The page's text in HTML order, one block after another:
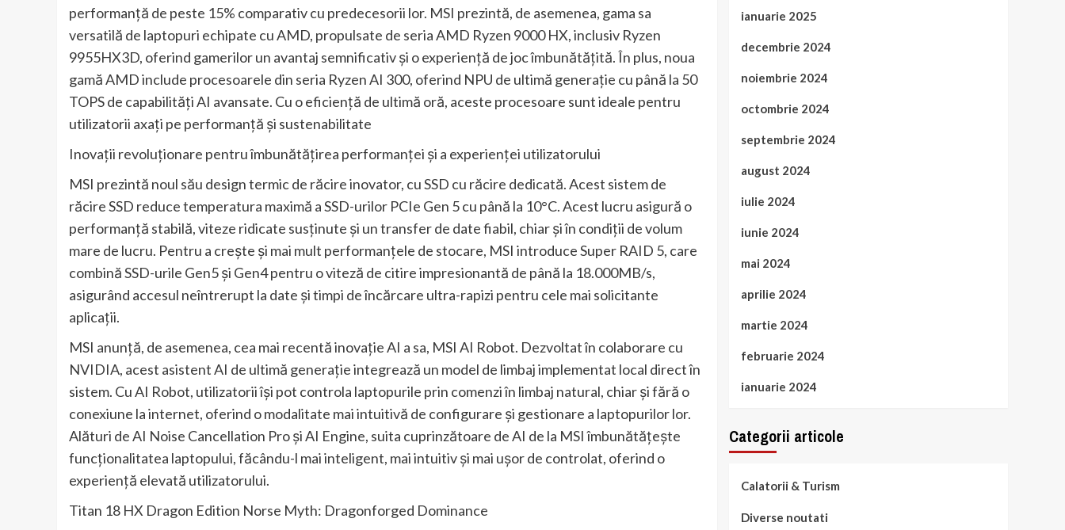
performanță de peste 15% comparativ cu predecesorii lor. MSI prezintă, de asemenea, gama sa
versatilă de laptopuri echipate cu AMD, propulsate de seria AMD Ryzen 9000 HX, inclusiv Ryzen
9955HX3D, oferind gamerilor un avantaj semnificativ și o experiență de joc îmbunătățită. În plus, noua
gamă AMD include procesoarele din seria Ryzen AI 300, oferind NPU de ultimă generație cu până la 50
TOPS de capabilități AI avansate. Cu o eficiență de ultimă oră, aceste procesoare sunt ideale pentru
utilizatorii axați pe performanță și sustenabilitate
Inovații revoluționare pentru îmbunătățirea performanței și a experienței utilizatorului
MSI prezintă noul său design termic de răcire inovator, cu SSD cu răcire dedicată. Acest sistem de
răcire SSD reduce temperatura maximă a SSD-urilor PCIe Gen 5 cu până la 10°C. Acest lucru asigură o
performanță stabilă, viteze ridicate susținute și un transfer de date fiabil, chiar și în condiții de volum
mare de lucru. Pentru a crește și mai mult performanțele de stocare, MSI introduce Super RAID 5, care
combină SSD-urile Gen5 și Gen4 pentru o viteză de citire impresionantă de până la 18.000MB/s,
asigurând accesul neîntrerupt la date și timpi de încărcare ultra-rapizi pentru cele mai solicitante
aplicații.
MSI anunță, de asemenea, cea mai recentă inovație AI a sa, MSI AI Robot. Dezvoltat în colaborare cu
NVIDIA, acest asistent AI de ultimă generație integrează un model de limbaj implementat local direct în
sistem. Cu AI Robot, utilizatorii își pot controla laptopurile prin comenzi în limbaj natural, chiar și fără o
conexiune la internet, oferind o modalitate mai intuitivă de configurare și gestionare a laptopurilor lor.
Alături de AI Noise Cancellation Pro și AI Engine, suita cuprinzătoare de AI de la MSI îmbunătățește
funcționalitatea laptopului, făcându-l mai inteligent, mai intuitiv și mai ușor de controlat, oferind o
experiență elevată utilizatorului.
Titan 18 HX Dragon Edition Norse Myth: Dragonforged Dominance
ianuarie 2025
decembrie 2024
noiembrie 2024
octombrie 2024
septembrie 2024
august 2024
iulie 2024
iunie 2024
mai 2024
aprilie 2024
martie 2024
februarie 2024
ianuarie 2024
Categorii articole
Calatorii & Turism
Diverse noutati